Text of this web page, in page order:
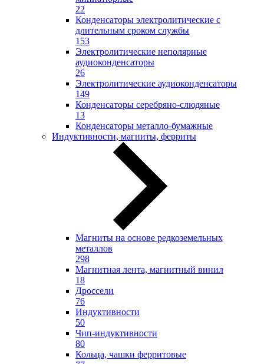
22
Конденсаторы электролитические с
длительным сроком службы
153
Электролитические неполярные
аудиоконденсаторы
26
Электролитические аудиоконденсаторы
149
Конденсаторы серебряно-слюдяные
13
Конденсаторы металло-бумажные
Индуктивности, магниты, ферриты
Магниты на основе редкоземельных
металлов
298
Магнитная лента, магнитный винил
18
Дроссели
76
Индуктивности
50
Чип-индуктивности
80
Кольца, чашки ферритовые